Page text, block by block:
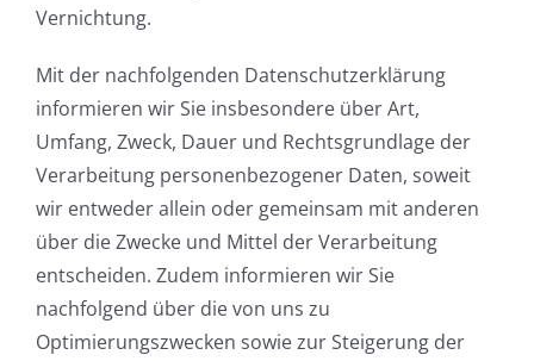
Vernichtung.
Mit der nachfolgenden Datenschutzerklärung
informieren wir Sie insbesondere über Art,
Umfang, Zweck, Dauer und Rechtsgrundlage der
Verarbeitung personenbezogener Daten, soweit
wir entweder allein oder gemeinsam mit anderen
über die Zwecke und Mittel der Verarbeitung
entscheiden. Zudem informieren wir Sie
nachfolgend über die von uns zu
Optimierungszwecken sowie zur Steigerung der